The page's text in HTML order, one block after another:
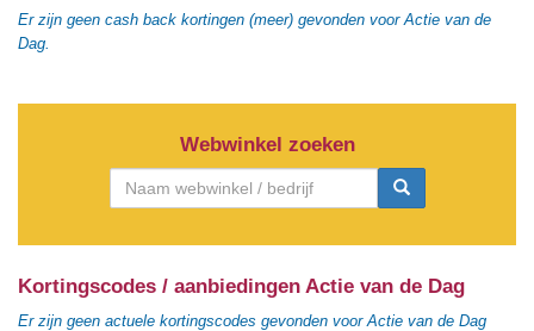
Er zijn geen cash back kortingen (meer) gevonden voor Actie van de
Dag.
Webwinkel zoeken
Kortingscodes / aanbiedingen Actie van de Dag
Er zijn geen actuele kortingscodes gevonden voor Actie van de Dag